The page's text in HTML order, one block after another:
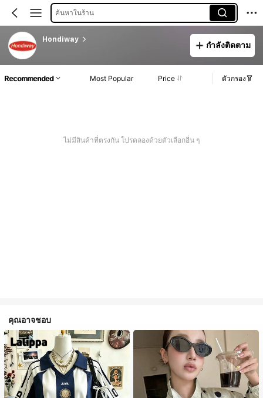
ค้นหาในร้าน
Hondiway
กำลังติดตาม
Recommended Most Popular Price ตัวกรอง
ไม่มีสินค้าที่ตรงกัน โปรดลองด้วยตัวเลือกอื่น ๆ
คุณอาจชอบ